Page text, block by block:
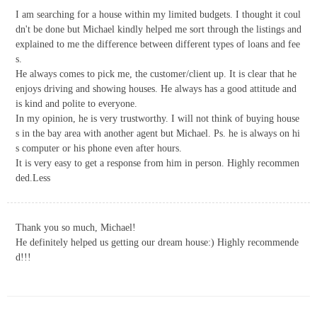
I am searching for a house within my limited budgets. I thought it coul
dn't be done but Michael kindly helped me sort through the listings and
explained to me the difference between different types of loans and fee
s.
He always comes to pick me, the customer/client up. It is clear that he
enjoys driving and showing houses. He always has a good attitude and
is kind and polite to everyone.
In my opinion, he is very trustworthy. I will not think of buying house
s in the bay area with another agent but Michael. Ps. he is always on hi
s computer or his phone even after hours.
It is very easy to get a response from him in person. Highly recommen
ded.Less
Thank you so much, Michael!
He definitely helped us getting our dream house:) Highly recommende
d!!!